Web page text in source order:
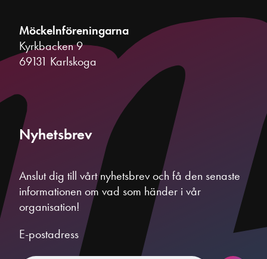
Möckelnföreningarna
Kyrkbacken 9
69131 Karlskoga
Nyhetsbrev
Anslut dig till vårt nyhetsbrev och få den senaste
informationen om vad som händer i vår
organisation!
E-postadress